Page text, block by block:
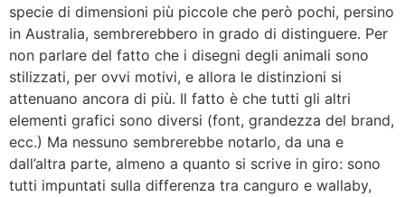
specie di dimensioni più piccole che però pochi, persino
in Australia, sembrerebbero in grado di distinguere. Per
non parlare del fatto che i disegni degli animali sono
stilizzati, per ovvi motivi, e allora le distinzioni si
attenuano ancora di più. Il fatto è che tutti gli altri
elementi grafici sono diversi (font, grandezza del brand,
ecc.) Ma nessuno sembrerebbe notarlo, da una e
dall’altra parte, almeno a quanto si scrive in giro: sono
tutti impuntati sulla differenza tra canguro e wallaby,